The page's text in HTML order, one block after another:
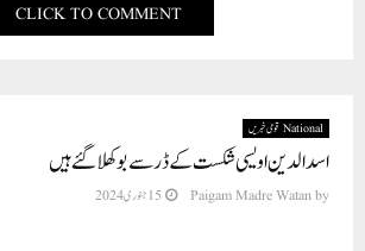
CLICK TO COMMENT
National قومی خبریں
اسد الدین اویسی شکست کے ڈر سے بوکھلاگئے ہیں
by
Paigam Madre Watan 15 جنوری 2024